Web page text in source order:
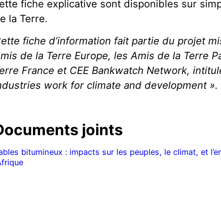
fiche explicative sont disponibles sur
la Terre.
fiche d’information fait partie du projet
de la Terre Europe, les Amis de la Terre
France et CEE Bankwatch Network,
work for climate and development ».
joints
bitumineux : impacts sur les peuples, le climat, et